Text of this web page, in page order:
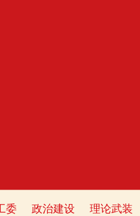
委 政治建设 理论武装